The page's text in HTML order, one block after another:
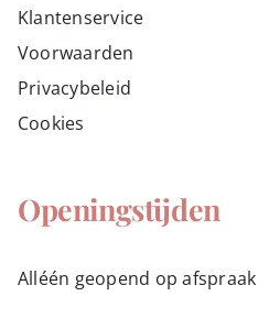
Klantenservice
Voorwaarden
Privacybeleid
Cookies
Openingstijden
Alléén geopend op afspraak